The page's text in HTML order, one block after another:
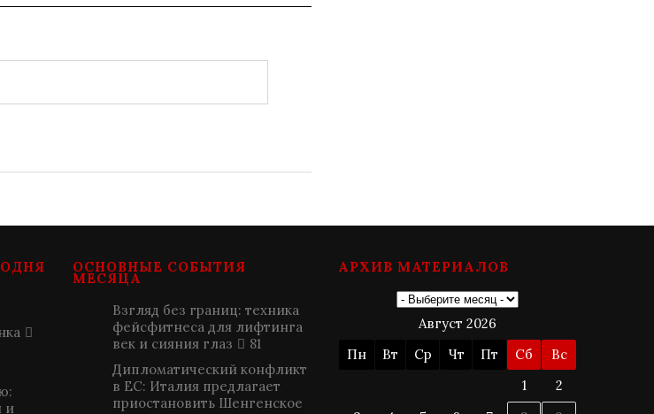
и
ОСНОВНЫЕ СОБЫТИЯ
МЕСЯЦА
Взгляд без границ: техника
фейсфитнеса для лифтинга
век и сияния глаз
81
Дипломатический конфликт
в ЕС: Италия предлагает
приостановить Шенгенское
АРХИВ МАТЕРИАЛОВ
Август 2026
Пн
Вт Ср Чт Пт Сб
Вс
1
2